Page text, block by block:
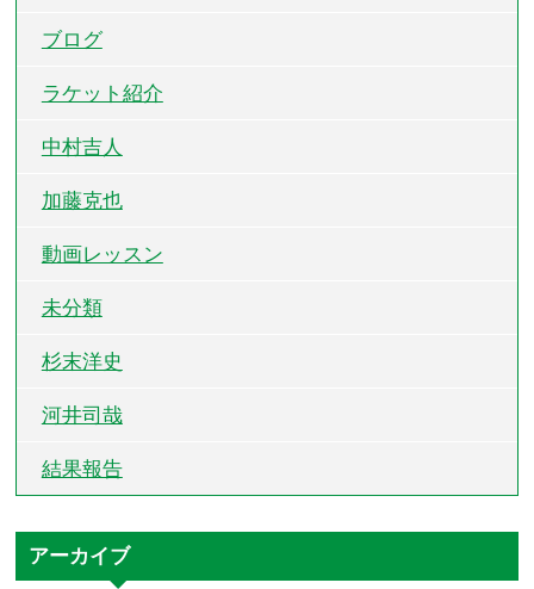
ブログ
ラケット紹介
中村吉人
加藤克也
動画レッスン
未分類
杉末洋史
河井司哉
結果報告
アーカイブ